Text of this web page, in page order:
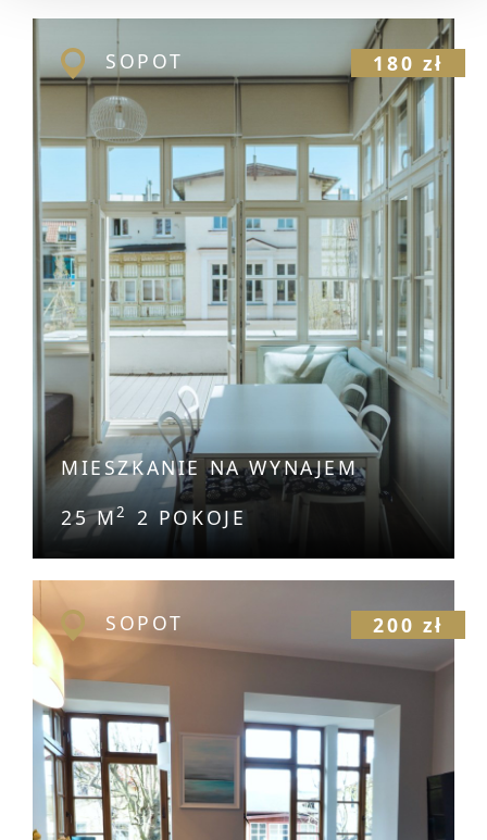
SOPOT
MIESZKANIE NA WYNAJEM
25 M2 2 POKOJE
180 zł
SOPOT 200 zł